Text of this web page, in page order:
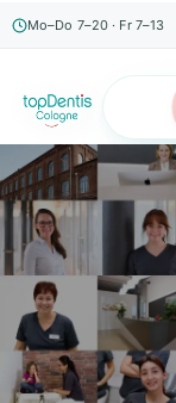
Mo–Do 7–20 · Fr 7–13